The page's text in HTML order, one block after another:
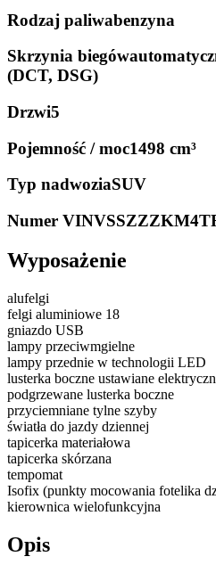
Rodzaj paliwabenzyna
Skrzynia biegów
(DCT, DSG)
Drzwi5
Pojemność / moc1498 cm³
Typ nadwoziaSUV
Numer VIN
Wyposażenie
alufelgi
felgi aluminiowe 18
gniazdo USB
lampy przeciwmgielne
lampy przednie w technologii LED
lusterka boczne ustawiane
podgrzewane lusterka boczne
przyciemniane tylne szyby
światła do jazdy dziennej
tapicerka materiałowa
tapicerka skórzana
tempomat
Isofix (punkty mocowania fotelika
kierownica wielofunkcyjna
Opis